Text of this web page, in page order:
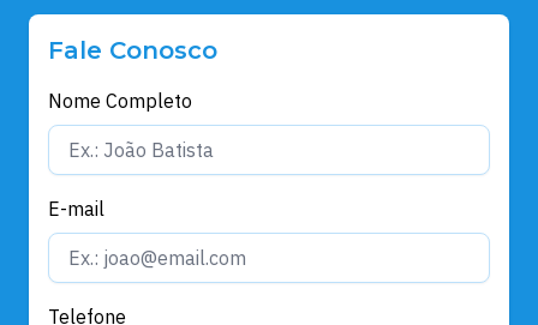
Fale Conosco
Nome Completo
E-mail
Telefone